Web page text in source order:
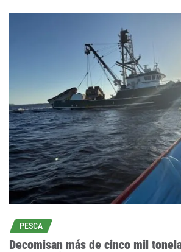
PESCA
Decomisan más de cinco mil